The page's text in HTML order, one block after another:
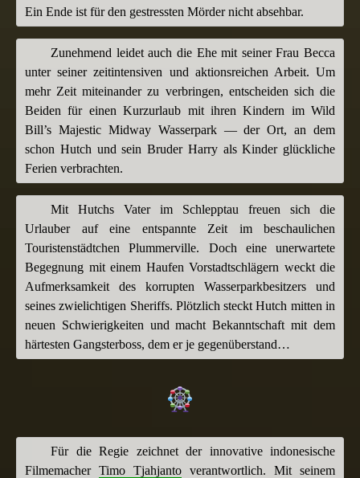
Ein Ende ist für den gestressten Mörder nicht absehbar.
Zunehmend leidet auch die Ehe mit seiner Frau Becca
unter seiner zeitintensiven und aktionsreichen Arbeit. Um
mehr Zeit miteinander zu verbringen, entscheiden sich die
Beiden für einen Kurzurlaub mit ihren Kindern im Wild
Bill’s Majestic Midway Wasserpark — der Ort, an dem
schon Hutch und sein Bruder Harry als Kinder glückliche
Ferien verbrachten.
Mit Hutchs Vater im Schlepptau freuen sich die
Urlauber auf eine entspannte Zeit im beschaulichen
Touristenstädtchen Plummerville. Doch eine unerwartete
Begegnung mit einem Haufen Vorstadtschlägern weckt die
Aufmerksamkeit des korrupten Wasserparkbesitzers und
seines zwielichtigen Sheriffs. Plötzlich steckt Hutch mitten in
neuen Schwierigkeiten und macht Bekanntschaft mit dem
härtesten Gangsterboss, dem er je gegenüberstand…
Für die Regie zeichnet der innovative indonesische
Filmemacher Timo Tjahjanto verantwortlich. Mit seinem